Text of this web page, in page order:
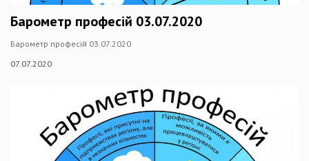
Барометр професій 03.07.2020
Барометр професій 03.07.2020
07.07.2020